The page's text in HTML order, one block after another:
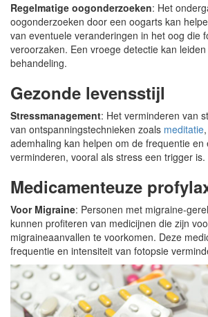
Regelmatige oogonderzoeken: Het
oogonderzoeken door een oogarts kan
van eventuele veranderingen in het oog die
veroorzaken. Een vroege detectie kan
behandeling.
Gezonde levensstijl
Stressmanagement: Het verminderen van
van ontspanningstechnieken zoals meditatie,
ademhaling kan helpen om de frequentie
verminderen, vooral als stress een trigger is.
Medicamenteuze
Voor Migraine: Personen met migraine-
kunnen profiteren van medicijnen die zijn
migraineaanvallen te voorkomen. Deze
frequentie en intensiteit van fotopsie